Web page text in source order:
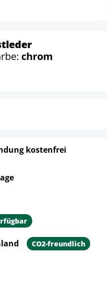
chrom
kostenfrei
CO2-freundlich